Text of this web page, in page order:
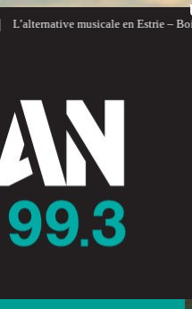
L’alternative musicale en Estrie – Bois-